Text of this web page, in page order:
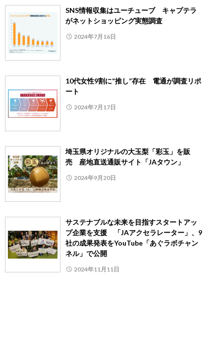
SNS情報収集はユーチューブ キャプテラ
がネットショッピング実態調査
2024年7月16日
10代女性9割に“推し”存在 電通が調査リポ
ート
2024年7月17日
埼玉県オリジナルの大玉梨「彩玉」を販
売 産地直送通販サイト「JAタウン」
2024年9月20日
サステナブルな未来を目指すスタートアッ
プ企業を支援 「JAアクセラレーター」、9
社の成果発表をYouTube「あぐラボチャン
ネル」で公開
2024年11月11日